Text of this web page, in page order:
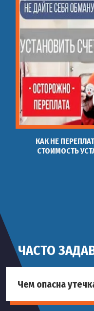
КАК НЕ
СТОИМОСТЬ
ЧАСТО
Чем опасна